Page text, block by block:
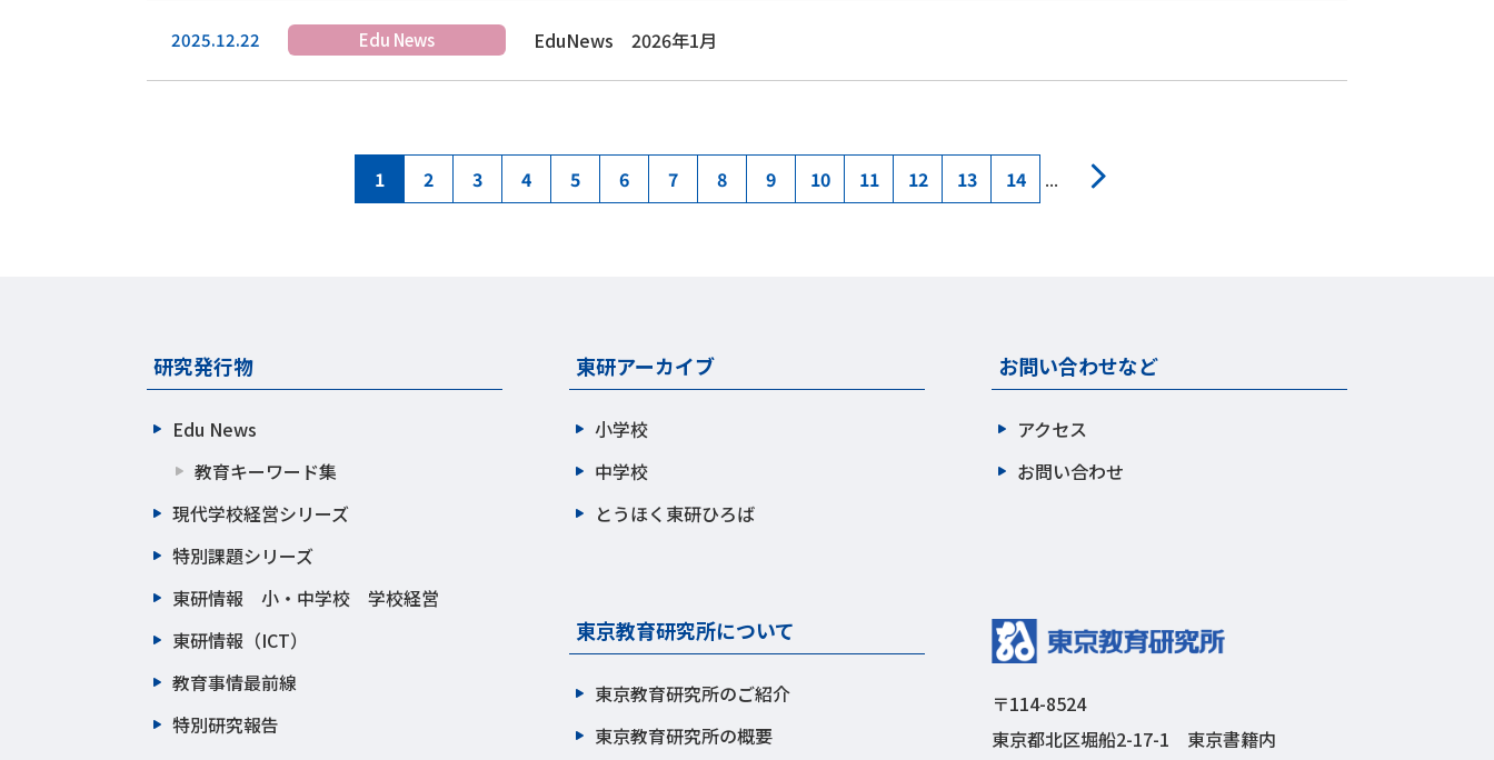
2025.12.22 Edu News EduNews 2026年1月
1 2 3 4 5 6 7 8 9 10 11 12 13 14 ...
研究発行物
Edu News
教育キーワード集
現代学校経営シリーズ
特別課題シリーズ
東研情報 小・中学校 学校経営
東研情報（ICT）
教育事情最前線
特別研究報告
東研アーカイブ
小学校
中学校
とうほく東研ひろば
東京教育研究所について
東京教育研究所のご紹介
東京教育研究所の概要
お問い合わせなど
アクセス
お問い合わせ
〒114-8524
東京都北区堀船2-17-1 東京書籍内